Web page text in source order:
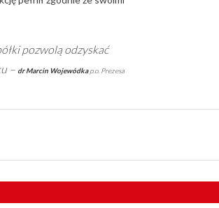
pozwolą odzyskać
– dr Marcin Wojewódkap.o. Prezesa